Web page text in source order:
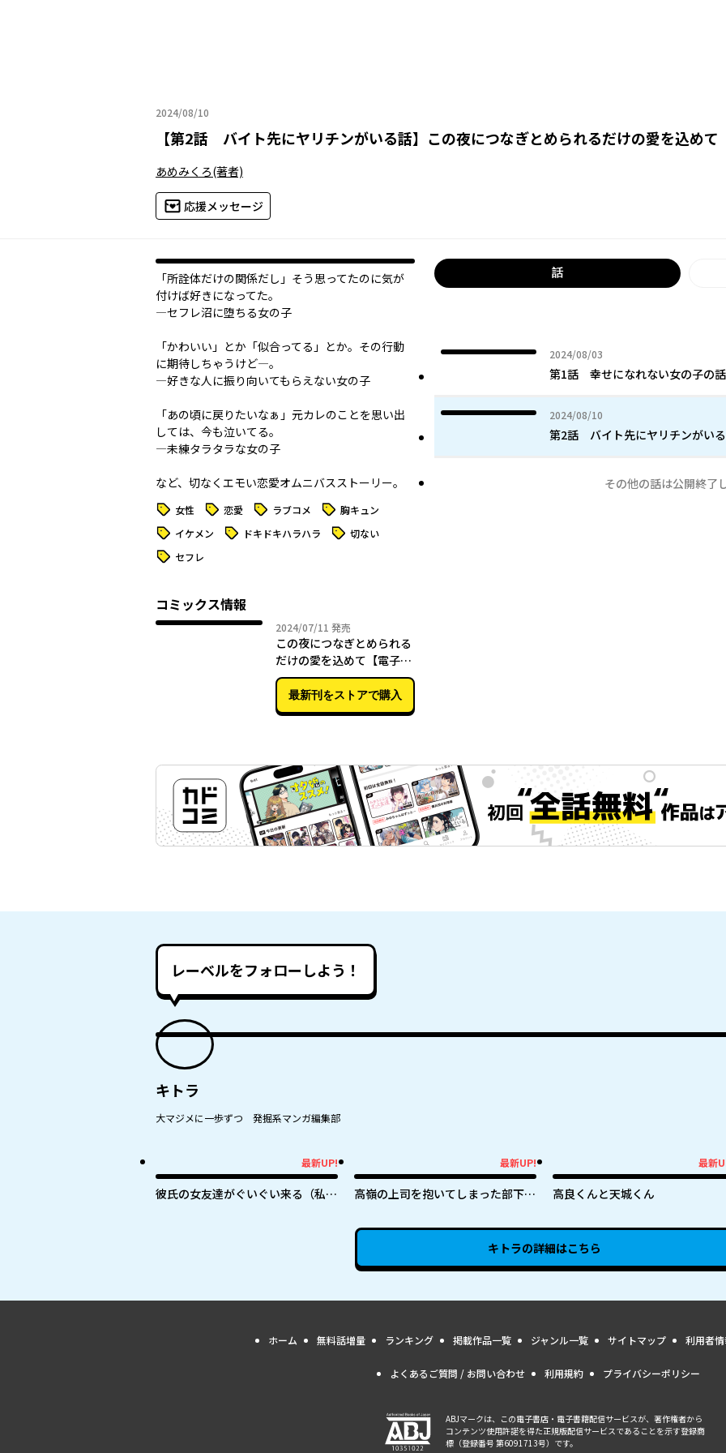
2024/08/10
2024年08月10日
【第2話 バイト先にヤリチンがいる話】 この夜につなぎとめられるだけの愛を込めて
あめみくろ(著者)
応援メッセージ
「所詮体だけの関係だし」そう思ってたのに気が
付けば好きになってた。
―セフレ沼に堕ちる女の子
「かわいい」とか「似合ってる」とか。その行動
に期待しちゃうけど―。
―好きな人に振り向いてもらえない女の子
「あの頃に戻りたいなぁ」元カレのことを思い出
しては、今も泣いてる。
―未練タラタラな女の子
など、切なくエモい恋愛オムニバスストーリー。
タグ 女性 タグ 恋愛 タグ ラブコメ タグ 胸キュン
タグ イケメン タグ ドキドキハラハラ タグ 切ない
タグ セフレ
コミックス情報
2024/07/11 2024年07月11日
発売
この夜につなぎとめられる
だけの愛を込めて【電子特
典付き】
最新刊をストアで購入
話
2024/08/03
2024年08月03日
第1話 幸せになれない女の子の
2024/08/10
2024年08月10日
第2話 バイト先にヤリチンがい
その他の話は公開終了
レーベルをフォローしよう！
キトラ
大マジメに一歩ずつ 発掘系マンガ編集部
最新UP!
彼氏の女友達がぐいぐい来る（私
最新UP!
高嶺の上司を抱いてしまった部下の
最新
高良くんと天城くん
キトラの詳細はこちら
ホーム 無料話増量 ランキング 掲載作品一覧 ジャンル一覧 サイトマップ 利用者
よくあるご質問 / お問い合わせ 利用規約 プライバシーポリシー
ABJマークは、この電子書店・電子書籍配信サービスが、著作権者から
コンテンツ使用許諾を得た正規版配信サービスであることを示す登録商
標（登録番号 第6091713号）です。